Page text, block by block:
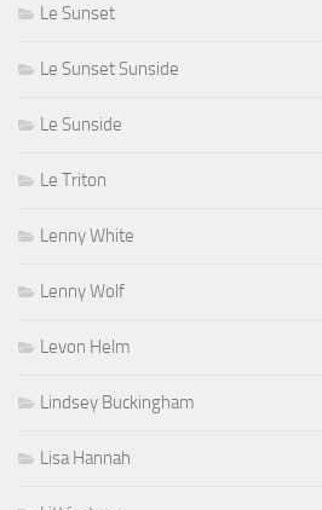
Le Sunset
Le Sunset Sunside
Le Sunside
Le Triton
Lenny White
Lenny Wolf
Levon Helm
Lindsey Buckingham
Lisa Hannah